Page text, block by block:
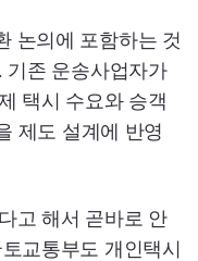
논의에 포함하는 것
기존 운송사업자가
택시 수요와 승객
제도 설계에 반영
고 해서 곧바로 안
교통부도 개인택시